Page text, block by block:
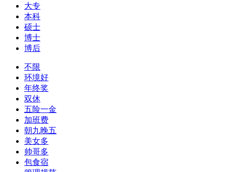
大专
本科
硕士
博士
博后
不限
环境好
年终奖
双休
五险一金
加班费
朝九晚五
美女多
帅哥多
包食宿